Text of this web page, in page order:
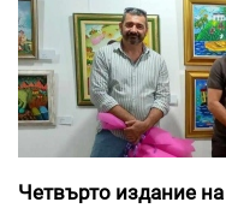
Четвърто издание